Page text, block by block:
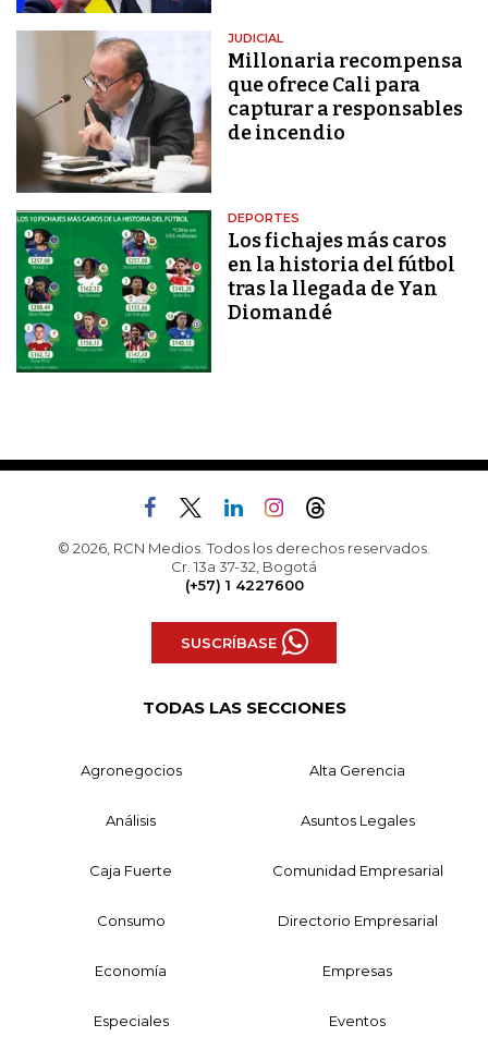
JUDICIAL
Millonaria recompensa
que ofrece Cali para
capturar a responsables
de incendio
DEPORTES
Los fichajes más caros
en la historia del fútbol
tras la llegada de Yan
Diomandé
© 2026, RCN Medios. Todos los derechos reservados.
Cr. 13a 37-32, Bogotá
(+57) 1 4227600
SUSCRÍBASE
TODAS LAS SECCIONES
Agronegocios Alta Gerencia
Análisis Asuntos Legales
Caja Fuerte Comunidad Empresarial
Consumo Directorio Empresarial
Economía Empresas
Especiales Eventos